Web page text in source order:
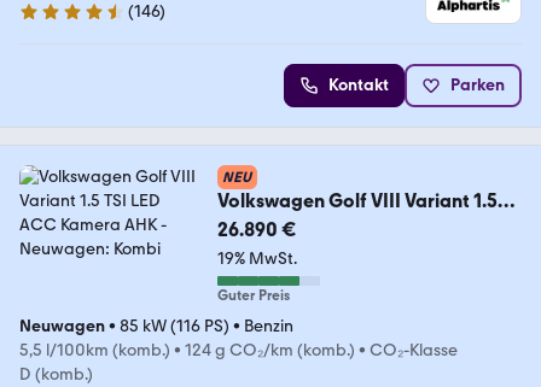
4.4 Sterne
(146)
Kontakt Parken
NEU
Volkswagen Golf VIII Variant 1.5
TSI LED ACC Kamera AHK
26.890 €
19% MwSt.
Guter Preis
Neuwagen• 85 kW (116 PS) • Benzin
5,5 l/100km (komb.) • 124 g CO₂/km (komb.) • CO₂-Klasse
D (komb.)